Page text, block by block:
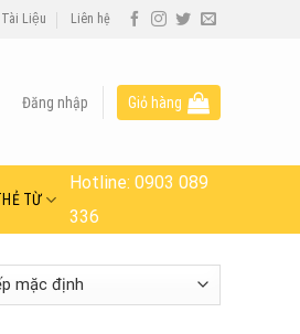
Tài Liệu Liên hệ
Đăng nhập Giỏ hàng
TỪ
Hotline:0903 089
336